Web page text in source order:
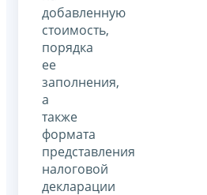
добавленную
стоимость,
порядка
ее
заполнения,
а
также
формата
представления
налоговой
декларации